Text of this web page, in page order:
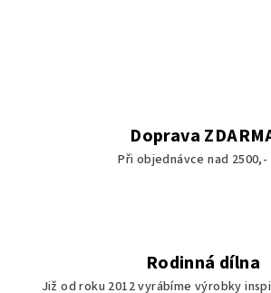
Doprava
Při objednávce nad 2500,-
Rodinná dílna
Již od roku 2012 vyrábíme výrobky